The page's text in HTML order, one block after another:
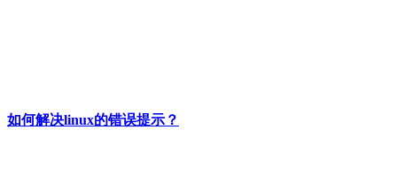
如何解决linux的错误提示？